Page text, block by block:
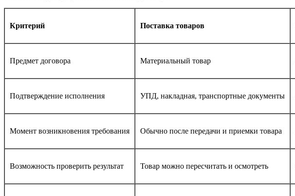
Критерий Поставка товаров
Предмет договора Материальный товар
Подтверждение исполнения УПД, накладная, транспортные документы
Момент возникновения требования Обычно после передачи и приемки товара
Возможность проверить результат Товар можно пересчитать и осмотреть